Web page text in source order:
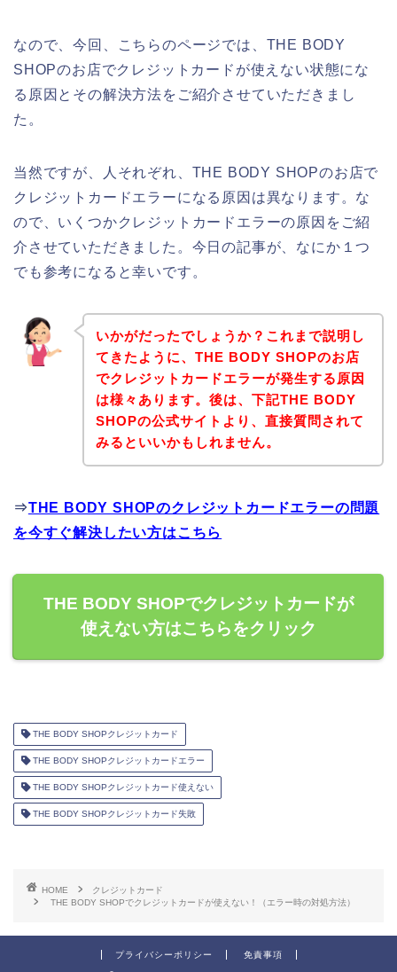
なので、今回、こちらのページでは、THE BODY
SHOPのお店でクレジットカードが使えない状態にな
る原因とその解決方法をご紹介させていただきまし
た。
当然ですが、人それぞれ、THE BODY SHOPのお店で
クレジットカードエラーになる原因は異なります。な
ので、いくつかクレジットカードエラーの原因をご紹
介させていただきました。今日の記事が、なにか１つ
でも参考になると幸いです。
いかがだったでしょうか？これまで説明し
てきたように、THE BODY SHOPのお店
でクレジットカードエラーが発生する原因
は様々あります。後は、下記THE BODY
SHOPの公式サイトより、直接質問されて
みるといいかもしれません。
⇒THE BODY SHOPのクレジットカードエラーの問題
を今すぐ解決したい方はこちら
THE BODY SHOPでクレジットカードが
使えない方はこちらをクリック
THE BODY SHOPクレジットカード
THE BODY SHOPクレジットカードエラー
THE BODY SHOPクレジットカード使えない
THE BODY SHOPクレジットカード失敗
HOME
クレジットカード
THE BODY SHOPでクレジットカードが使えない！（エラー時の対処方法）
プライバシーポリシー 免責事項